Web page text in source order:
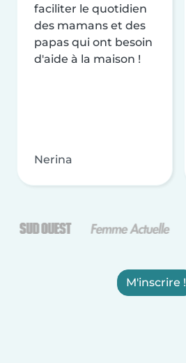
faciliter le quotidien
des mamans et des
papas qui ont besoin
d'aide à la maison !
Nerina
M'inscrire !